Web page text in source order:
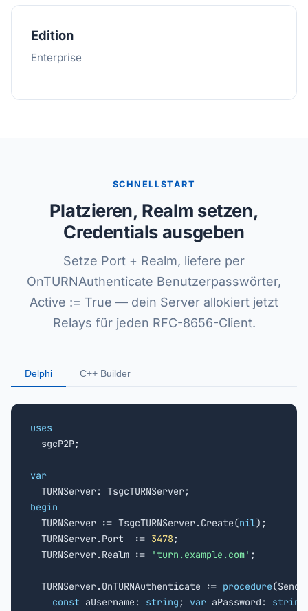
Edition
Enterprise
SCHNELLSTART
Platzieren, Realm setzen,
Credentials ausgeben
Setze Port + Realm, liefere per
OnTURNAuthenticate Benutzerpasswörter,
Active := True — dein Server allokiert jetzt
Relays für jeden RFC-8656-Client.
Delphi C++ Builder
uses
sgcP2P;
var
begin
TURNServer := TsgcTURNServer.Create(nil);
  TURNServer.Port  :=
3478 ;
  TURNServer.Realm :=
'turn.example.com' ;
  TURNServer.OnTURNAuthenticate :=
procedure
const aUsername: string ; var aPassword: string